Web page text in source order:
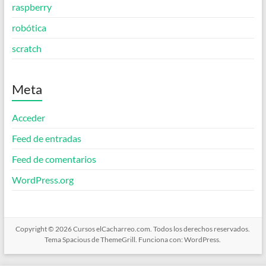
raspberry
robótica
scratch
Meta
Acceder
Feed de entradas
Feed de comentarios
WordPress.org
Copyright © 2026Cursos elCacharreo.com . Todos los derechos reservados.
TemaSpaciousde ThemeGrill. Funciona con:WordPress